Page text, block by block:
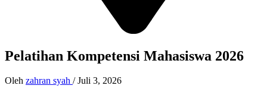
Pelatihan Kompetensi Mahasiswa 2026
Oleh zahran syah /Juli 3, 2026